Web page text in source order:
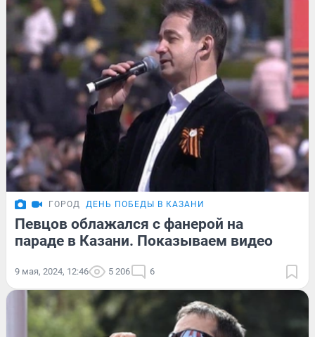
ГОРОД ДЕНЬ ПОБЕДЫ В КАЗАНИ
Певцов облажался с фанерой на
параде в Казани. Показываем видео
9 мая, 2024, 12:46 5 206 6